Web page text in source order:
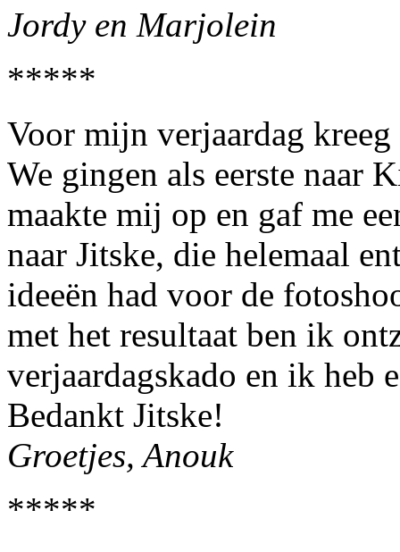
Jordy en Marjolein
*****
Voor mijn verjaardag
We gingen als eerste naar
maakte mij op en gaf me
naar Jitske, die helemaal
ideeën had voor de
met het resultaat ben ik
verjaardagskado en ik heb
Bedankt Jitske!
Groetjes, Anouk
*****